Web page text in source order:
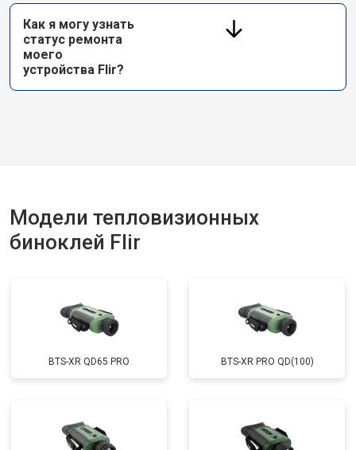
Как я могу узнать
статус ремонта
моего
устройства Flir?
Модели тепловизионных
биноклей Flir
BTS-XR QD65 PRO BTS-XR PRO QD(100)